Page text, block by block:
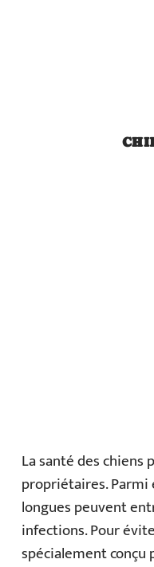
La santé des chiens
propriétaires.
longues peuvent
infections. Pour
spécialement conçu